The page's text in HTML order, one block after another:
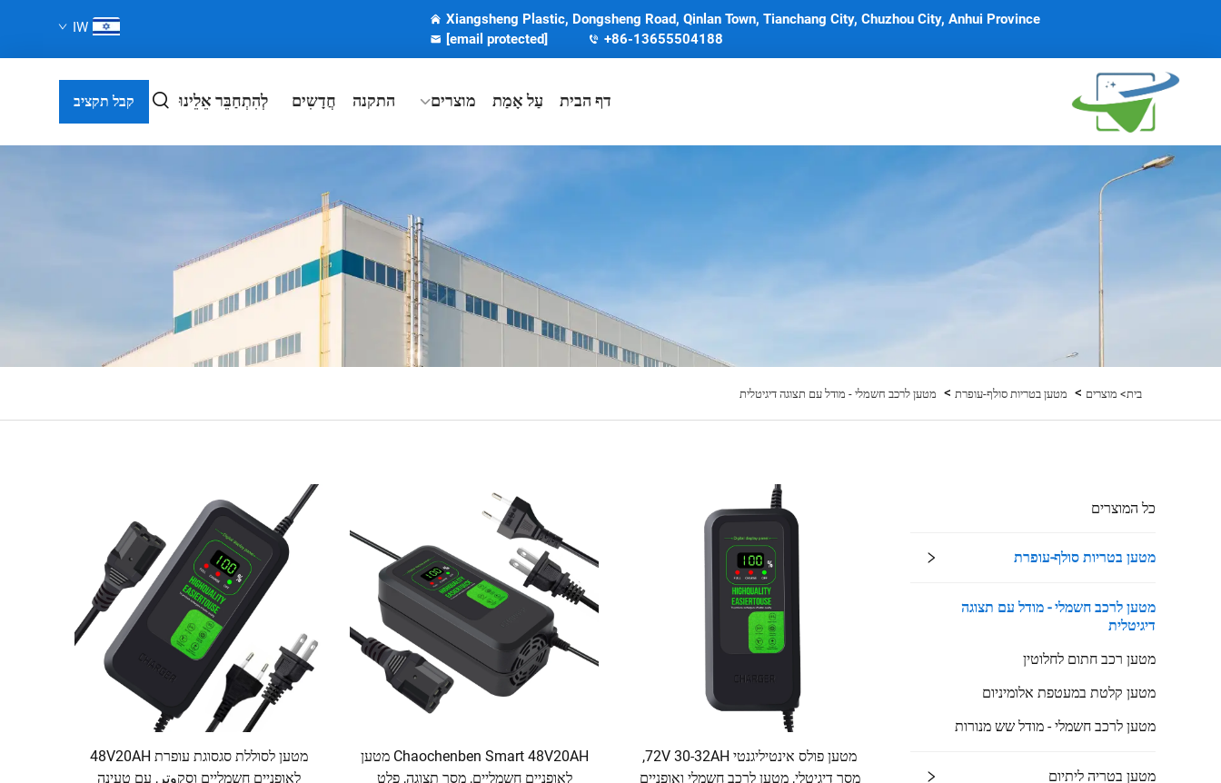
Xiangsheng Plastic, Dongsheng Road, Qinlan Town, Tianchang City, Chuzhou City, Anhui Province
+86-13655504188
[email protected]
IW
דף הבית עַל אָמַת מוצרים התקנה חֲדָשִים לְהִתְחַבֵּר אֵלֵינוּ קבל תקציב
בית> מוצרים > מטען בטריות סולף-עופרת > מטען לרכב חשמלי - מודל עם תצוגה דיגיטלית
כל המוצרים
מטען בטריות סולף-עופרת
מטען לרכב חשמלי - מודל עם תצוגה
דיגיטלית
מטען רכב חתום לחלוטין
מטען קלטת במעטפת אלומיניום
מטען לרכב חשמלי - מודל שש מנורות
מטען בטריה ליתיום
מטען פולס אינטיליגנטי 72V 30-32AH,
מסך דיגיטלי, מטען לרכב חשמלי ואופניים
Chaochenben Smart 48V20AH מטען
לאופניים חשמליים, מסך תצוגה, פלט
מטען לסוללת סגסוגת עופרת 48V20AH
לאופניים חשמליים וסקوتر, עם טעינה